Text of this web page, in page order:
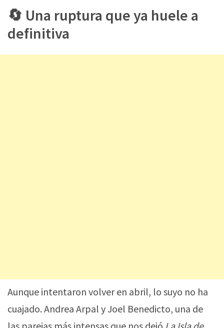
🔄 Una ruptura que ya huele a
definitiva
Aunque intentaron volver en abril, lo suyo no ha
cuajado. Andrea Arpal y Joel Benedicto, una de